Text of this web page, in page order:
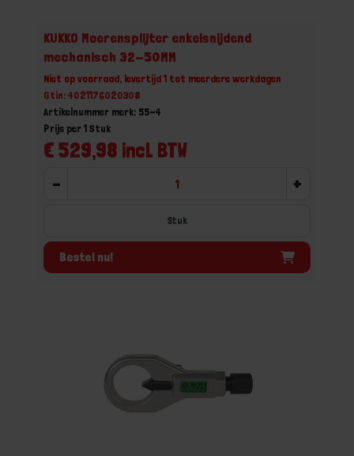
KUKKO Moerensplijter enkelsnijdend
mechanisch 32-50MM
Niet op voorraad, levertijd 1 tot meerdere werkdagen
Gtin: 4021176020308
Artikelnummer merk: 55-4
€ 529,98 incl. BTW
Prijs per 1 Stuk
- +
Stuk
Bestel nu!